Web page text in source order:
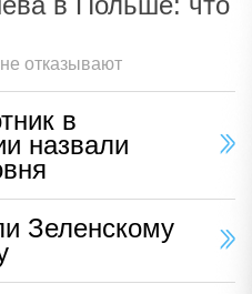
отказывают
в
назвали
Зеленскому